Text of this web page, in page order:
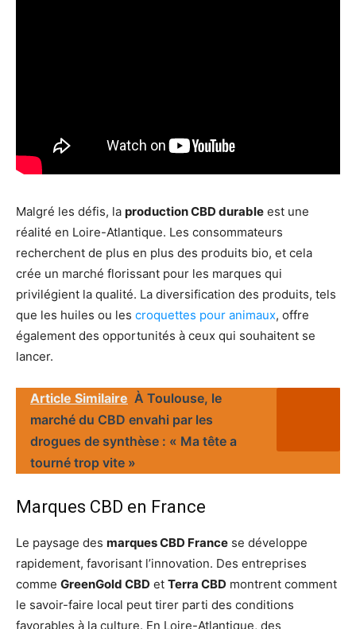
Malgré les défis, la production CBD durable est une
réalité en Loire-Atlantique. Les consommateurs
recherchent de plus en plus des produits bio, et cela
crée un marché florissant pour les marques qui
privilégient la qualité. La diversification des produits, tels
que les huiles ou les croquettes pour animaux, offre
également des opportunités à ceux qui souhaitent se
lancer.
Article Similaire À Toulouse, le
marché du CBD envahi par les
drogues de synthèse : « Ma tête a
tourné trop vite »
Marques CBD en France
Le paysage des marques CBD France se développe
rapidement, favorisant l’innovation. Des entreprises
comme GreenGold CBD et Terra CBD montrent comment
le savoir-faire local peut tirer parti des conditions
favorables à la culture. En Loire-Atlantique, des